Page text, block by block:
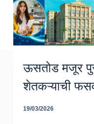
ऊसतोड मजूर
शेतकऱ्याची
19/03/2026